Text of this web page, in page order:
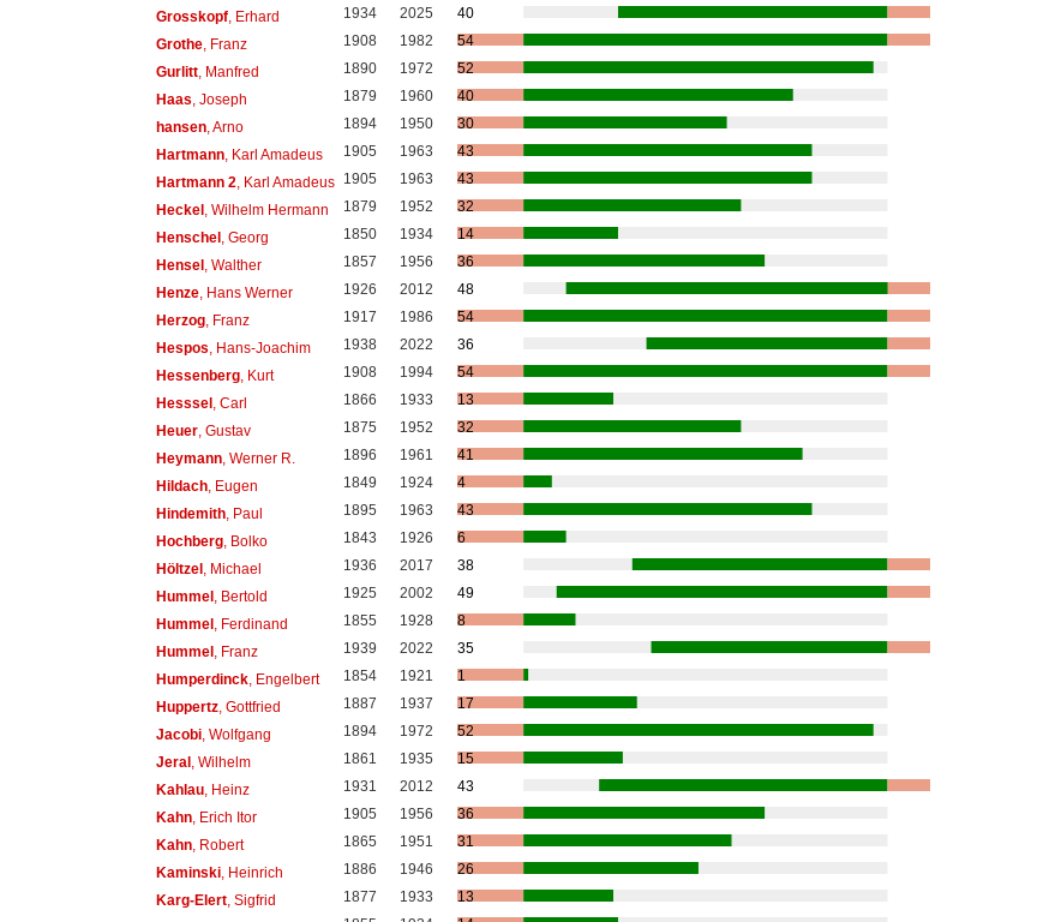
Grosskopf, Erhard 1934 2025
40
Grothe, Franz 1908 1982
54
Gurlitt, Manfred 1890 1972
52
Haas , Joseph 1879 1960
40
hansen, Arno 1894 1950
30
Hartmann, Karl Amadeus 1905 1963
43
Hartmann 2 , Karl Amadeus 1905 1963
43
Heckel, Wilhelm Hermann 1879 1952
32
Henschel, Georg 1850 1934
14
Hensel, Walther 1857 1956
36
Henze, Hans Werner 1926 2012
48
Herzog, Franz 1917 1986
54
Hespos , Hans-Joachim 1938 2022
36
Hessenberg, Kurt 1908 1994
54
Hesssel, Carl 1866 1933
13
Heuer, Gustav 1875 1952
32
Heymann, Werner R. 1896 1961
41
Hildach, Eugen 1849 1924
4
Hindemith, Paul 1895 1963
43
Hochberg, Bolko 1843 1926
6
Höltzel, Michael 1936 2017
38
Hummel, Bertold 1925 2002
49
Hummel, Ferdinand 1855 1928
8
Hummel, Franz 1939 2022
35
Humperdinck, Engelbert 1854 1921
1
Huppertz, Gottfried 1887 1937
17
Jacobi, Wolfgang 1894 1972
52
Jeral, Wilhelm 1861 1935
15
Kahlau, Heinz 1931 2012
43
Kahn, Erich Itor 1905 1956
36
Kahn, Robert 1865 1951
31
Kaminski, Heinrich 1886 1946
26
Karg-Elert, Sigfrid 1877 1933
13